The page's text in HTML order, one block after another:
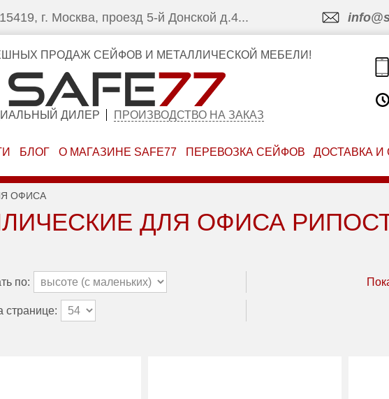
г. Москва, проезд 5-й Донской д.4...
ПРОДАЖ СЕЙФОВ И МЕТАЛЛИЧЕСКОЙ МЕБЕЛИ!
ДИЛЕР ПРОИЗВОДСТВО НА ЗАКАЗ
БЛОГ О МАГАЗИНЕ SAFE77 ПЕРЕВОЗКА СЕЙФОВ ДОСТАВКА
ОФИСА
ДЛЯ ОФИСА
по:
странице: